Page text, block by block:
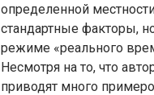
определенной
стандартные факторы,
режиме «реального
Несмотря на то, что
приводят много